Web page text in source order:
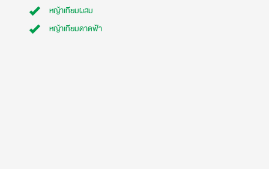
หญ้าเทียมผสม
หญ้าเทียมดาดฟ้า